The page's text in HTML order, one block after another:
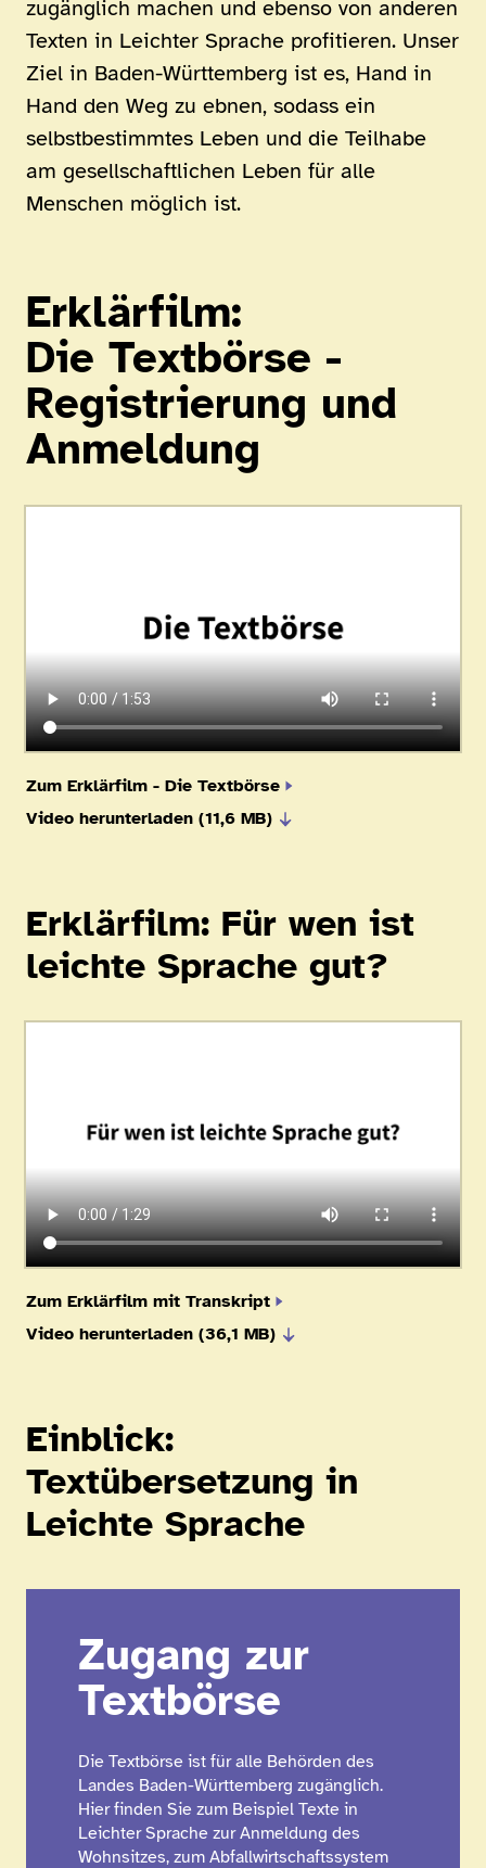
zugänglich machen und ebenso von anderen
Texten in Leichter Sprache profitieren. Unser
Ziel in Baden-Württemberg ist es, Hand in
Hand den Weg zu ebnen, sodass ein
selbstbestimmtes Leben und die Teilhabe
am gesellschaftlichen Leben für alle
Menschen möglich ist.
Erklärfilm:
Die Textbörse -
Registrierung und
Anmeldung
Zum Erklärfilm - Die Textbörse
Video herunterladen (11,6 MB)
Erklärfilm: Für wen ist
leichte Sprache gut?
Zum Erklärfilm mit Transkript
Video herunterladen (36,1 MB)
Einblick:
Textübersetzung in
Leichte Sprache
Zugang zur
Textbörse
Die Textbörse ist für alle Behörden des
Landes Baden-Württemberg zugänglich.
Hier finden Sie zum Beispiel Texte in
Leichter Sprache zur Anmeldung des
Wohnsitzes, zum Abfallwirtschaftssystem